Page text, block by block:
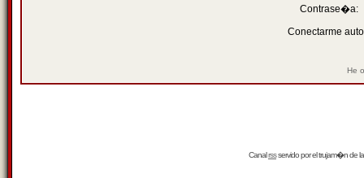
Contrase�a:
Conectarme
He
Canalrssservido por eltrujam�nde